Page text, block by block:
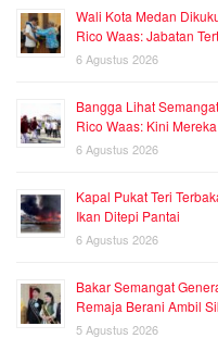
Wali Kota Medan
Rico Waas: Jabatan
6 Agustus 2026
Bangga Lihat
Rico Waas: Kini
6 Agustus 2026
Kapal Pukat Teri
Ikan Ditepi Pantai
6 Agustus 2026
Bakar Semangat
Remaja Berani Ambil
5 Agustus 2026